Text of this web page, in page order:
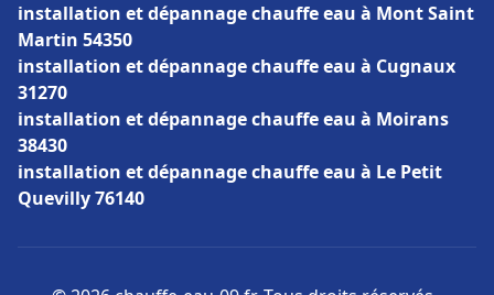
installation et dépannage chauffe eau à Mont Saint
Martin 54350
installation et dépannage chauffe eau à Cugnaux
31270
installation et dépannage chauffe eau à Moirans
38430
installation et dépannage chauffe eau à Le Petit
Quevilly 76140